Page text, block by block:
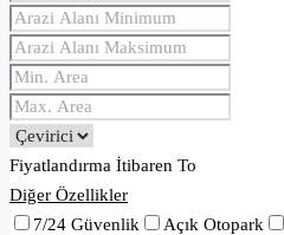
Fiyatlandırma İtibaren To
Diğer Özellikler
7/24 Güvenlik
Açık Otopark